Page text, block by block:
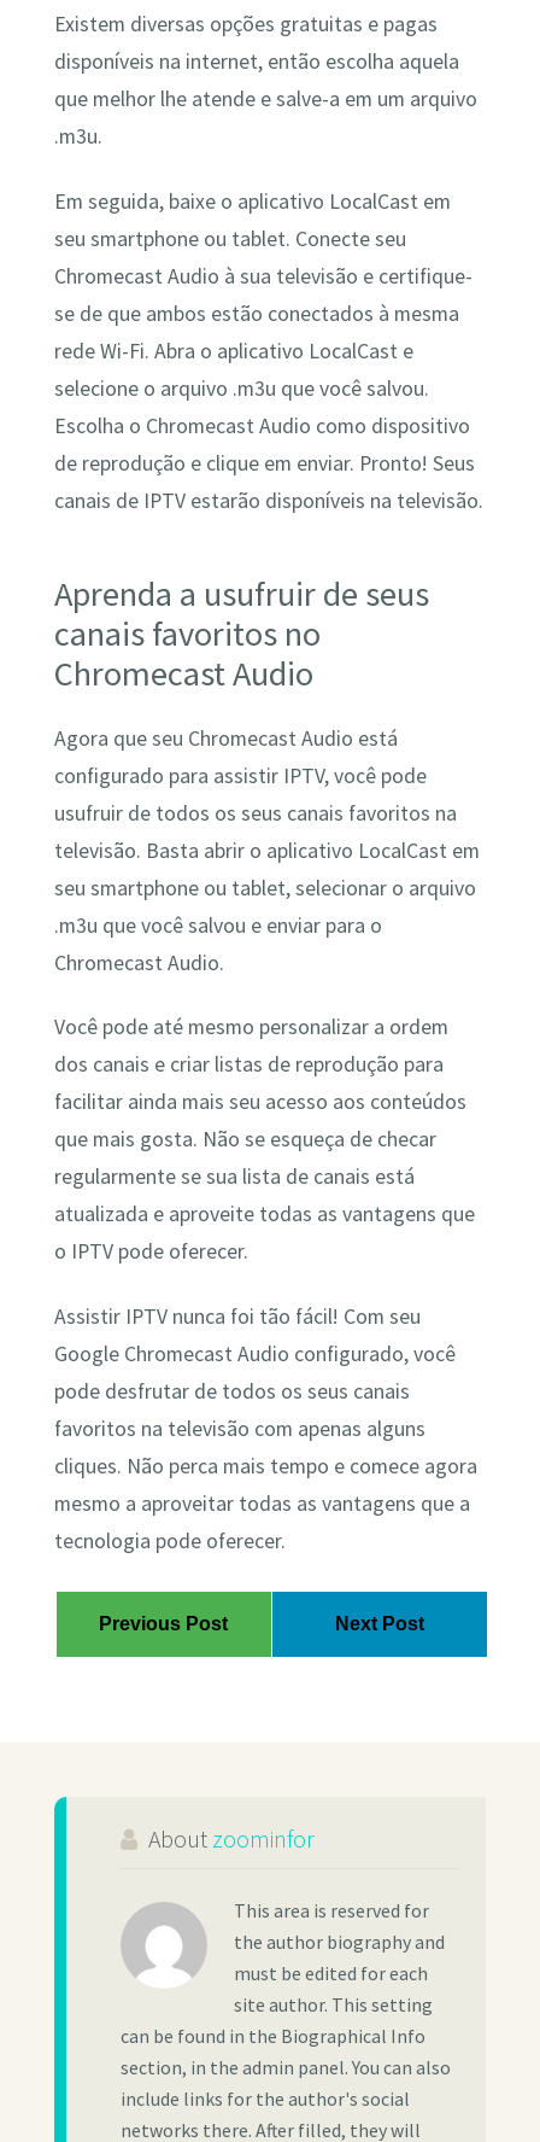
Existem diversas opções gratuitas e pagas
disponíveis na internet, então escolha aquela
que melhor lhe atende e salve-a em um arquivo
.m3u.
Em seguida, baixe o aplicativo LocalCast em
seu smartphone ou tablet. Conecte seu
Chromecast Audio à sua televisão e certifique-
se de que ambos estão conectados à mesma
rede Wi-Fi. Abra o aplicativo LocalCast e
selecione o arquivo .m3u que você salvou.
Escolha o Chromecast Audio como dispositivo
de reprodução e clique em enviar. Pronto! Seus
canais de IPTV estarão disponíveis na televisão.
Aprenda a usufruir de seus
canais favoritos no
Chromecast Audio
Agora que seu Chromecast Audio está
configurado para assistir IPTV, você pode
usufruir de todos os seus canais favoritos na
televisão. Basta abrir o aplicativo LocalCast em
seu smartphone ou tablet, selecionar o arquivo
.m3u que você salvou e enviar para o
Chromecast Audio.
Você pode até mesmo personalizar a ordem
dos canais e criar listas de reprodução para
facilitar ainda mais seu acesso aos conteúdos
que mais gosta. Não se esqueça de checar
regularmente se sua lista de canais está
atualizada e aproveite todas as vantagens que
o IPTV pode oferecer.
Assistir IPTV nunca foi tão fácil! Com seu
Google Chromecast Audio configurado, você
pode desfrutar de todos os seus canais
favoritos na televisão com apenas alguns
cliques. Não perca mais tempo e comece agora
mesmo a aproveitar todas as vantagens que a
tecnologia pode oferecer.
Previous Post Next Post
About zoominfor
This area is reserved for
the author biography and
must be edited for each
site author. This setting
can be found in the Biographical Info
section, in the admin panel. You can also
include links for the author's social
networks there. After filled, they will